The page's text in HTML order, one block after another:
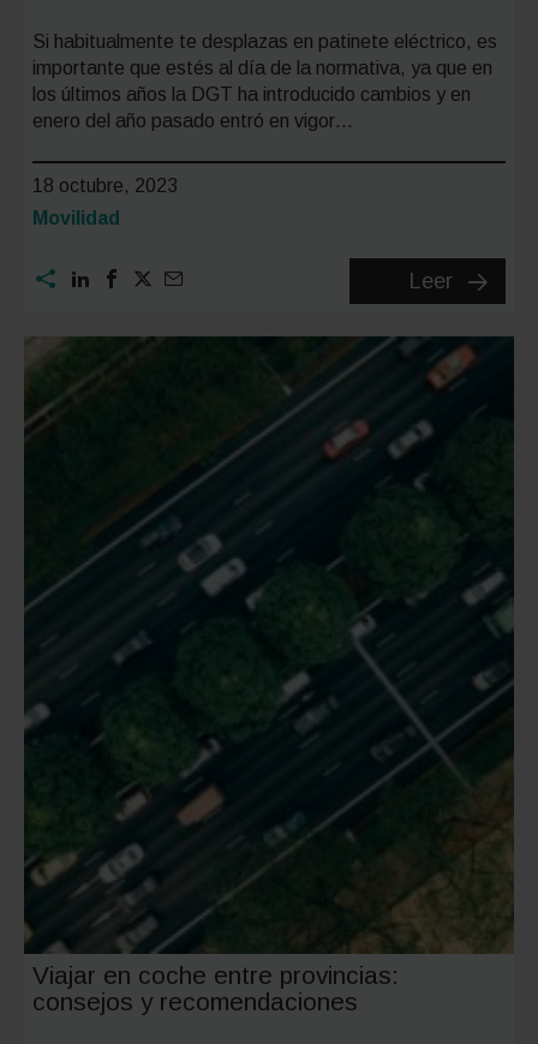
Si habitualmente te desplazas en patinete eléctrico, es
importante que estés al día de la normativa, ya que en
los últimos años la DGT ha introducido cambios y en
enero del año pasado entró en vigor…
18 octubre, 2023
Categoría:
Movilidad
Leer
Guía
evitar
multas
Viajar en coche entre provincias:
consejos y recomendaciones